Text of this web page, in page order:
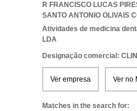
R FRANCISCO LUCAS
SANTO ANTONIO OLIVAIS
Atividades de medicina
LDA
Designação comercial:
Ver empresa Ver no
Matches in the search for: